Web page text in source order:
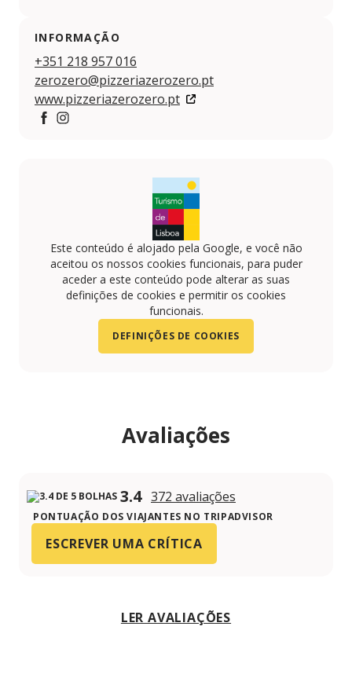
INFORMAÇÃO
+351 218 957 016
zerozero@pizzeriazerozero.pt
www.pizzeriazerozero.pt
Este conteúdo é alojado pela Google, e você não
aceitou os nossos cookies funcionais, para puder
aceder a este conteúdo pode alterar as suas
definições de cookies e permitir os cookies
funcionais.
DEFINIÇÕES DE COOKIES
Avaliações
3.4 372 avaliações
PONTUAÇÃO DOS VIAJANTES NO TRIPADVISOR
ESCREVER UMA CRÍTICA
LER AVALIAÇÕES